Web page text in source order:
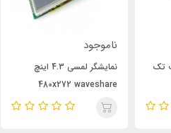
تک
ناموجود
نمایشگر لمسی 4.3 اینچ
480x272 waveshare